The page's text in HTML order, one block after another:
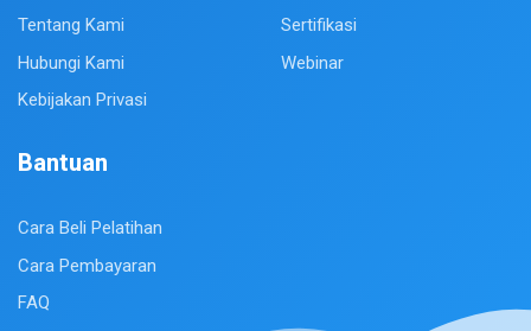
Tentang Kami
Hubungi Kami
Kebijakan Privasi
Sertifikasi
Webinar
Bantuan
Cara Beli Pelatihan
Cara Pembayaran
FAQ